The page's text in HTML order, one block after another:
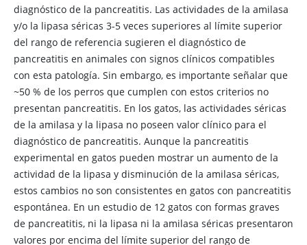
diagnóstico de la pancreatitis. Las actividades de la amilasa
y/o la lipasa séricas 3-5 veces superiores al límite superior
del rango de referencia sugieren el diagnóstico de
pancreatitis en animales con signos clínicos compatibles
con esta patología. Sin embargo, es importante señalar que
~50 % de los perros que cumplen con estos criterios no
presentan pancreatitis. En los gatos, las actividades séricas
de la amilasa y la lipasa no poseen valor clínico para el
diagnóstico de pancreatitis. Aunque la pancreatitis
experimental en gatos pueden mostrar un aumento de la
actividad de la lipasa y disminución de la amilasa séricas,
estos cambios no son consistentes en gatos con pancreatitis
espontánea. En un estudio de 12 gatos con formas graves
de pancreatitis, ni la lipasa ni la amilasa séricas presentaron
valores por encima del límite superior del rango de